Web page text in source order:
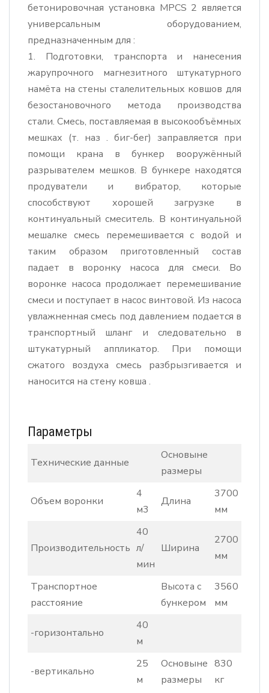
бетонировочная установка MPCS 2 является
универсальным оборудованием,
предназначенным для :
1. Подготовки, транспорта и нанесения
жарупрочного магнезитного штукатурного
намёта на стены сталелительных ковшов для
безостановочного метода производства
стали. Смесь, поставляемая в высокообъёмных
мешках (т. наз . биг-бег) заправляется при
помощи крана в бункер вооружённый
разрывателем мешков. В бункере находятся
продуватели и вибратор, которые
способствуют хорошей загрузке в
континуальный смеситель. В континуальной
мешалке смесь перемешивается с водой и
таким образом приготовленный состав
падает в воронку насоса для смеси. Во
воронке насоса продолжает перемешивание
смеси и поступает в насос винтовой. Из насоса
увлажненная смесь под давлением подается в
транспортный шланг и следовательно в
штукатурный аппликатор. При помощи
сжатого воздуха смесь разбрызгивается и
наносится на стену ковша .
Параметры
Технические данные
Основыне
размеры
Объем воронки
4
м3
Длина
3700
мм
Производительность
40
л/
мин
Ширина
2700
мм
Транспортное
расстояние
Высота с
бункером
3560
мм
-горизонтально
40
м
-вертикально
25
м
Основыне
размеры
830
кг